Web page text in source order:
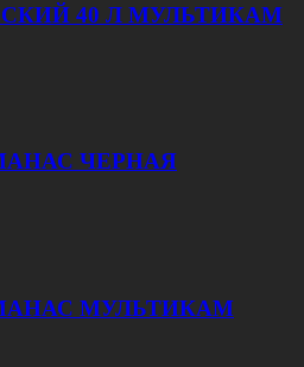
40 Л МУЛЬТИКАМ
ЧЕРНАЯ
МУЛЬТИКАМ